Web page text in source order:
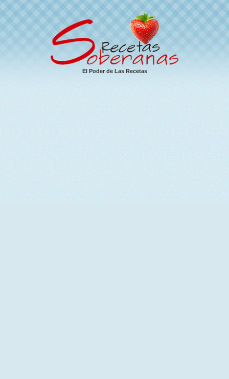
El Poder de Las Recetas